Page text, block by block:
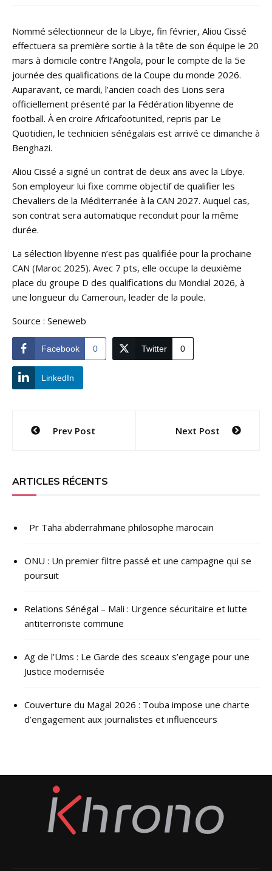
Nommé sélectionneur de la Libye, fin février, Aliou Cissé
effectuera sa première sortie à la tête de son équipe le 20
mars à domicile contre l’Angola, pour le compte de la 5e
journée des qualifications de la Coupe du monde 2026.
Auparavant, ce mardi, l’ancien coach des Lions sera
officiellement présenté par la Fédération libyenne de
football. À en croire Africafootunited, repris par Le
Quotidien, le technicien sénégalais est arrivé ce dimanche à
Benghazi.
Aliou Cissé a signé un contrat de deux ans avec la Libye.
Son employeur lui fixe comme objectif de qualifier les
Chevaliers de la Méditerranée à la CAN 2027. Auquel cas,
son contrat sera automatique reconduit pour la même
durée.
La sélection libyenne n’est pas qualifiée pour la prochaine
CAN (Maroc 2025). Avec 7 pts, elle occupe la deuxième
place du groupe D des qualifications du Mondial 2026, à
une longueur du Cameroun, leader de la poule.
Source : Seneweb
Facebook 0 Twitter 0
LinkedIn
Navigation
l’article
Prev Post Next Post
ARTICLES RÉCENTS
Pr Taha abderrahmane philosophe marocain
ONU : ​Un premier filtre passé et une campagne qui se
poursuit
Relations Sénégal – Mali : Urgence sécuritaire et lutte
antiterroriste commune
Ag de l’Ums : Le Garde des sceaux s’engage pour une
Justice modernisée
Couverture du Magal 2026 : Touba impose une charte
d’engagement aux journalistes et influenceurs